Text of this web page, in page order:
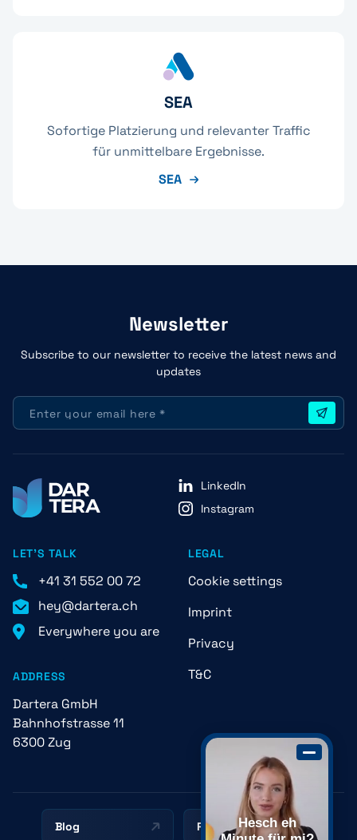
SEA
Sofortige Platzierung und relevanter Traffic
für unmittelbare Ergebnisse.
SEA
Newsletter
Subscribe to our newsletter to receive the latest news and
updates
LinkedIn
Instagram
LET'S TALK
+41 31 552 00 72
hey@dartera.ch
Everywhere you are
LEGAL
Cookie settings
Imprint
Privacy
T&C
ADDRESS
Dartera GmbH
Bahnhofstrasse 11
6300 Zug
Blog ResourcesHesch eh